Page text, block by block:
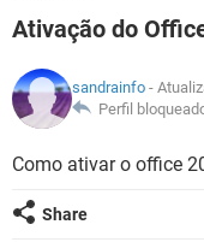
INSTAGRAM
GUIA DE COMPRAS
INSTAGRAM
GUIA DE COMPRAS
JOGOS
CELULAR
OUTLOOK
INSTAGRAM
FÓRUM
JOGOS
CELULAR
OUTLOOK
INSTAGRAM
GLOSSÁRIO
Ativação do
sandrainfo -
Perfil
Como ativar o office
Share